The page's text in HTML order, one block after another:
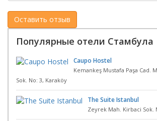
Популярные отели Стамбула
Caupo Hostel
Kemankeş Mustafa Paşa Cad.
Sok. No: 3, Karaköy
The Suite Istanbul
Zeyrek Mah. Kirbaci Sok.